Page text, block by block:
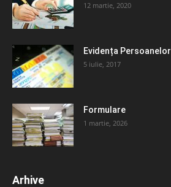
12 martie, 2020
Evidența Persoanelor
5 iulie, 2017
Formulare
1 martie, 2026
Arhive